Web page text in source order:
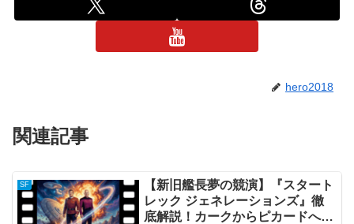
hero2018
関連記事
SF
【新旧艦長夢の競演】『スタート
レック ジェネレーションズ』徹
底解説！カークからピカードへ継